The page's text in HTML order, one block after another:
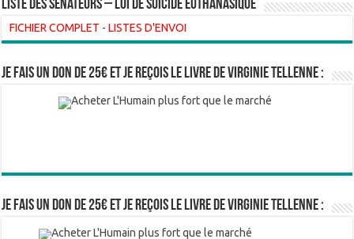
liste des sénateurs – loi de suicide euthanasique
FICHIER COMPLET -LISTES D'ENVOI
Je fais un don de 25€ et je reçois le livre de Virginie Tellenne :
Je fais un don de 25€ et je reçois le livre de Virginie Tellenne :